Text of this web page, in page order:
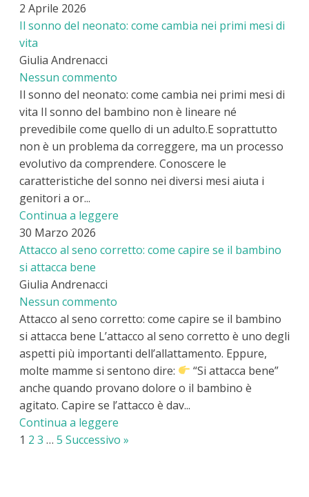
2 Aprile 2026
Il sonno del neonato: come cambia nei primi mesi di
vita
Giulia Andrenacci
Nessun commento
Il sonno del neonato: come cambia nei primi mesi di
vita Il sonno del bambino non è lineare né
prevedibile come quello di un adulto.E soprattutto
non è un problema da correggere, ma un processo
evolutivo da comprendere. Conoscere le
caratteristiche del sonno nei diversi mesi aiuta i
genitori a or...
Continua a leggere
30 Marzo 2026
Attacco al seno corretto: come capire se il bambino
si attacca bene
Giulia Andrenacci
Nessun commento
Attacco al seno corretto: come capire se il bambino
si attacca bene L’attacco al seno corretto è uno degli
aspetti più importanti dell’allattamento. Eppure,
molte mamme si sentono dire:
“Si attacca bene”
anche quando provano dolore o il bambino è
agitato. Capire se l’attacco è dav...
Continua a leggere
1 2 3 … 5 Successivo »